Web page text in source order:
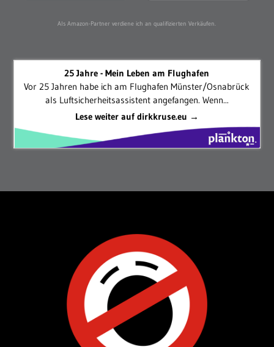
Als Amazon-Partner verdiene ich an qualifizierten Verkäufen.
25 Jahre - Mein Leben am Flughafen
Vor 25 Jahren habe ich am Flughafen Münster/Osnabrück
als Luftsicherheitsassistent angefangen. Wenn...
Lese weiter auf dirkkruse.eu →